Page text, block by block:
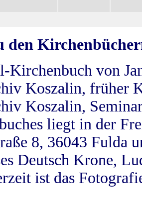
den
Kirchenbuch von
Koszalin, früher
Koszalin,
liegt in der
8, 36043 Fulda
Deutsch Krone,
ist das